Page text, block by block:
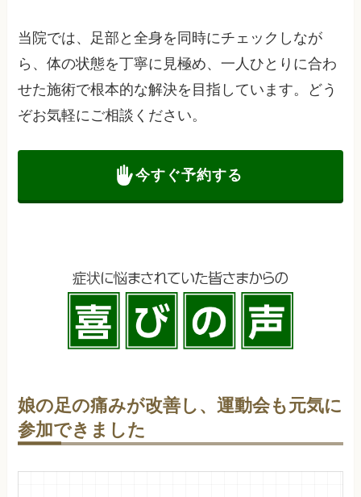
当院では、足部と全身を同時にチェックしなが
ら、体の状態を丁寧に見極め、一人ひとりに合わ
せた施術で根本的な解決を目指しています。どう
ぞお気軽にご相談ください。
今すぐ予約する
娘の足の痛みが改善し、運動会も元気に
参加できました